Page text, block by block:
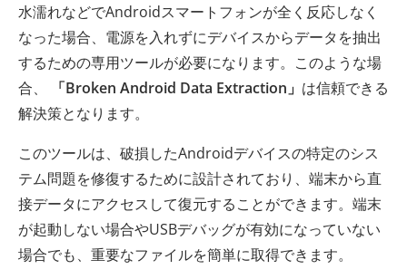
水濡れなどでAndroidスマートフォンが全く反応しなく
なった場合、電源を入れずにデバイスからデータを抽出
するための専用ツールが必要になります。このような場
合、
「Broken Android Data Extraction」 は信頼できる
解決策となります。
このツールは、破損したAndroidデバイスの特定のシス
テム問題を修復するために設計されており、端末から直
接データにアクセスして復元することができます。端末
が起動しない場合やUSBデバッグが有効になっていない
場合でも、重要なファイルを簡単に取得できます。